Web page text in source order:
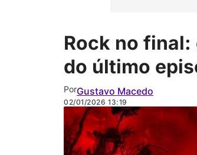
Rock no
do último
PorGustavo Macedo
02/01/2026 13:19